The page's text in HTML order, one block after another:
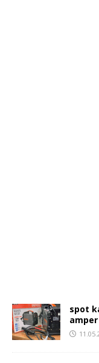
spot